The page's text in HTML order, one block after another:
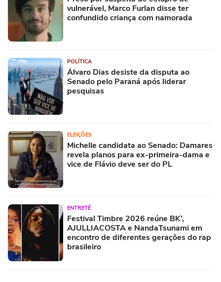
vulnerável, Marco Furlan disse ter
confundido criança com namorada
POLÍTICA
Álvaro Dias desiste da disputa ao
Senado pelo Paraná após liderar
pesquisas
ELEIÇÕES
Michelle candidata ao Senado: Damares
revela planos para ex-primeira-dama e
vice de Flávio deve ser do PL
ENTRETÊ
Festival Timbre 2026 reúne BK’,
AJULLIACOSTA e NandaTsunami em
encontro de diferentes gerações do rap
brasileiro